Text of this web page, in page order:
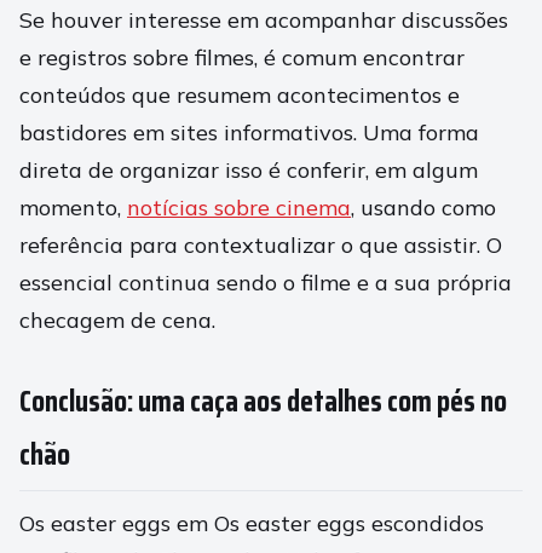
Se houver interesse em acompanhar discussões
e registros sobre filmes, é comum encontrar
conteúdos que resumem acontecimentos e
bastidores em sites informativos. Uma forma
direta de organizar isso é conferir, em algum
momento, notícias sobre cinema, usando como
referência para contextualizar o que assistir. O
essencial continua sendo o filme e a sua própria
checagem de cena.
Conclusão: uma caça aos detalhes com pés no
chão
Os easter eggs em Os easter eggs escondidos